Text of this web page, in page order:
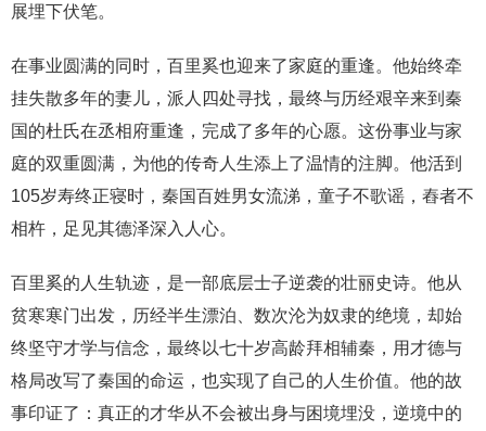
展埋下伏笔。
在事业圆满的同时，百里奚也迎来了家庭的重逢。他始终牵
挂失散多年的妻儿，派人四处寻找，最终与历经艰辛来到秦
国的杜氏在丞相府重逢，完成了多年的心愿。这份事业与家
庭的双重圆满，为他的传奇人生添上了温情的注脚。他活到
105岁寿终正寝时，秦国百姓男女流涕，童子不歌谣，舂者不
相杵，足见其德泽深入人心。
百里奚的人生轨迹，是一部底层士子逆袭的壮丽史诗。他从
贫寒寒门出发，历经半生漂泊、数次沦为奴隶的绝境，却始
终坚守才学与信念，最终以七十岁高龄拜相辅秦，用才德与
格局改写了秦国的命运，也实现了自己的人生价值。他的故
事印证了：真正的才华从不会被出身与困境埋没，逆境中的